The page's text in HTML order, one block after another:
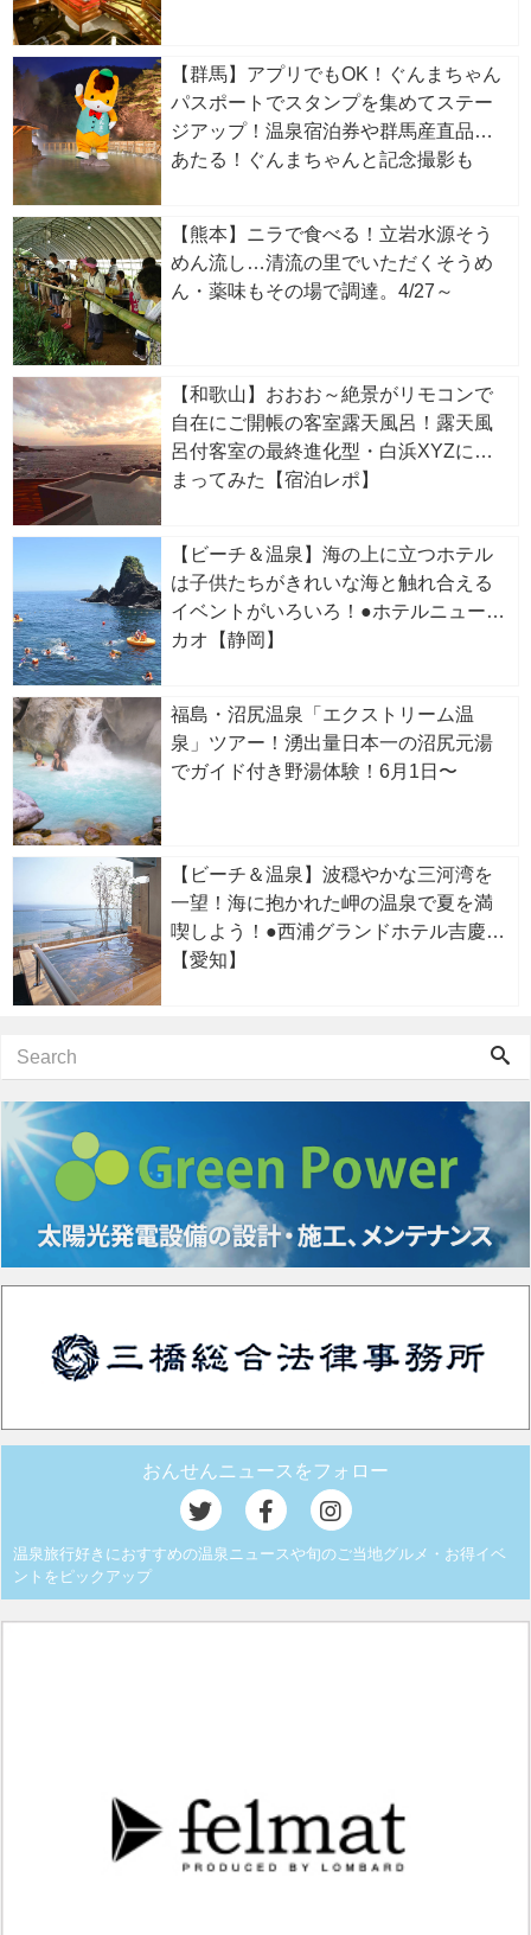
【群馬】アプリでもOK！ぐんまちゃん
パスポートでスタンプを集めてステー
ジアップ！温泉宿泊券や群馬産直品が
あたる！ぐんまちゃんと記念撮影も
【熊本】ニラで食べる！立岩水源そう
めん流し…清流の里でいただくそうめ
ん・薬味もその場で調達。4/27～
【和歌山】おおお～絶景がリモコンで
自在にご開帳の客室露天風呂！露天風
呂付客室の最終進化型・白浜XYZに泊
まってみた【宿泊レポ】
【ビーチ＆温泉】海の上に立つホテル
は子供たちがきれいな海と触れ合える
イベントがいろいろ！●ホテルニューア
カオ【静岡】
福島・沼尻温泉「エクストリーム温
泉」ツアー！湧出量日本一の沼尻元湯
でガイド付き野湯体験！6月1日〜
【ビーチ＆温泉】波穏やかな三河湾を
一望！海に抱かれた岬の温泉で夏を満
喫しよう！●西浦グランドホテル吉慶
【愛知】
おんせんニュースをフォロー
温泉旅行好きにおすすめの温泉ニュースや旬のご当地グルメ・お得イベ
ントをピックアップ